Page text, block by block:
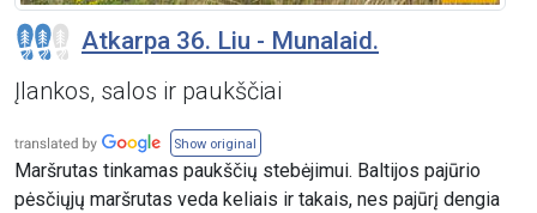
Atkarpa 36. Liu - Munalaid.
Įlankos, salos ir paukščiai
Show original
Maršrutas tinkamas paukščių stebėjimui. Baltijos pajūrio
pėsčiųjų maršrutas veda keliais ir takais, nes pajūrį dengia